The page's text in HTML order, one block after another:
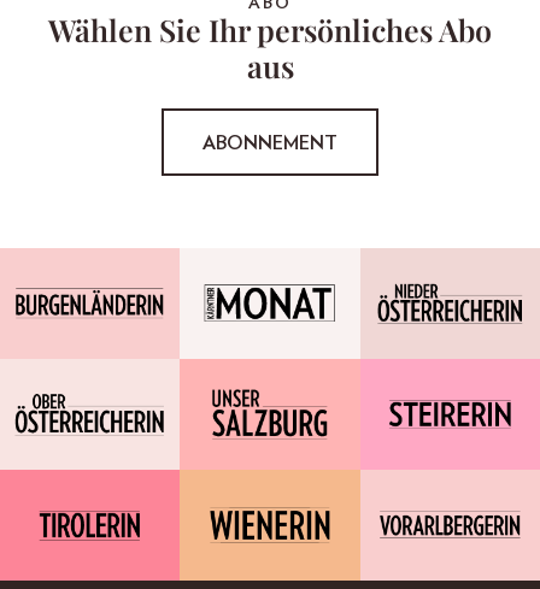
ABO
Wählen Sie Ihr persönliches Abo
aus
ABONNEMENT